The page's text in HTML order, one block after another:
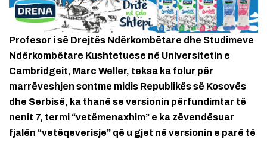
Profesor i së Drejtës Ndërkombëtare dhe Studimeve
Ndërkombëtare Kushtetuese në Universitetin e
Cambridgeit, Marc Weller, teksa ka folur për
marrëveshjen sontme midis Republikës së Kosovës
dhe Serbisë, ka thanë se versionin përfundimtar të
nenit 7, termi “vetëmenaxhim” e ka zëvendësuar
fjalën “vetëqeverisje” që u gjet në versionin e parë të